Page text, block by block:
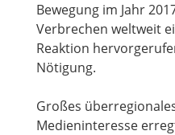
Bewegung im Jahr
Verbrechen weltweit
Reaktion
Nötigung.
Großes
Medieninteresse